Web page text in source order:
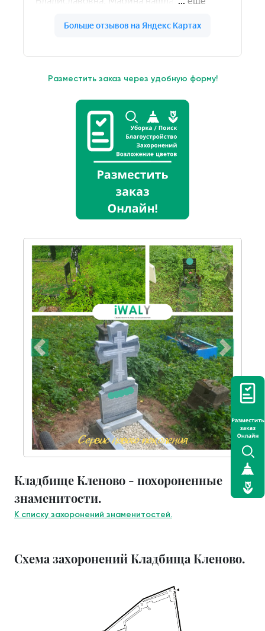
Разместить заказ через удобную форму!
Кладбище Кленово - похороненные
знаменитости.
К списку захоронений знаменитостей.
Схема захоронений Кладбища Кленово.